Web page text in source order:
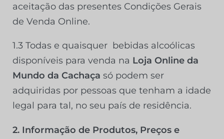
aceitação das presentes Condições Gerais
de Venda Online.
1.3 Todas e quaisquer bebidas alcoólicas
disponíveis para venda na Loja Online da
Mundo da Cachaça só podem ser
adquiridas por pessoas que tenham a idade
legal para tal, no seu país de residência.
2. Informação de Produtos, Preços e